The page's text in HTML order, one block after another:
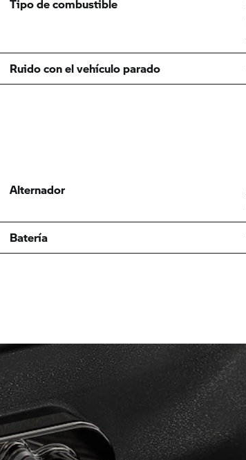
Tipo de combustible
Ruido con el vehículo parado
Alternador
Batería